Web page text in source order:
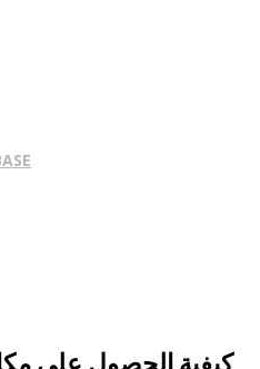
كيفية الحصول على